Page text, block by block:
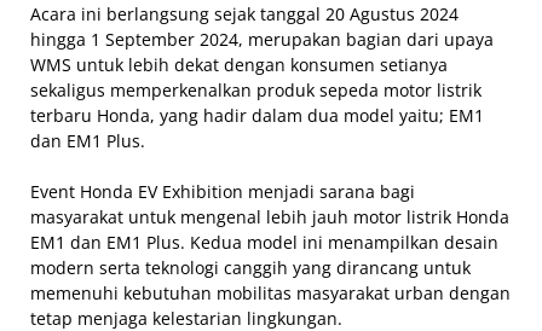
Acara ini berlangsung sejak tanggal 20 Agustus 2024
hingga 1 September 2024, merupakan bagian dari upaya
WMS untuk lebih dekat dengan konsumen setianya
sekaligus memperkenalkan produk sepeda motor listrik
terbaru Honda, yang hadir dalam dua model yaitu; EM1
dan EM1 Plus.
Event Honda EV Exhibition menjadi sarana bagi
masyarakat untuk mengenal lebih jauh motor listrik Honda
EM1 dan EM1 Plus. Kedua model ini menampilkan desain
modern serta teknologi canggih yang dirancang untuk
memenuhi kebutuhan mobilitas masyarakat urban dengan
tetap menjaga kelestarian lingkungan.